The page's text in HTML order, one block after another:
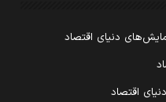
دنیای اقتصاد
اقتصاد